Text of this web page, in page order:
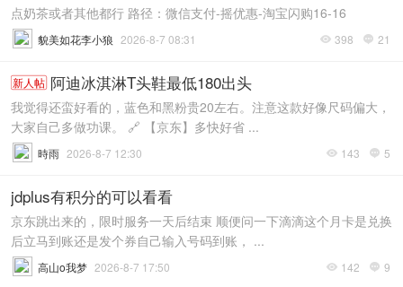
点奶茶或者其他都行 路径：微信支付-摇优惠-淘宝闪购16-16
 398  21
貌美如花李小狼 2026-8-7 08:31
新人帖 阿迪冰淇淋T头鞋最低180出头
我觉得还蛮好看的，蓝色和黑粉贵20左右。注意这款好像尺码偏大，
大家自己多做功课。 🔗 【京东】多快好省 ...
 143  5
時雨 2026-8-7 12:30
jdplus有积分的可以看看
京东跳出来的，限时服务一天后结束 顺便问一下滴滴这个月卡是兑换
后立马到账还是发个券自己输入号码到账， ...
 142  9
高山o我梦 2026-8-7 17:50